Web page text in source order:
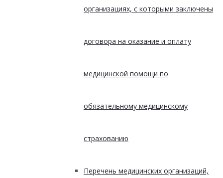
организациях, с которыми заключены
договора на оказание и оплату
медицинской помощи по
обязательному медицинскому
страхованию
Перечень медицинских организаций,